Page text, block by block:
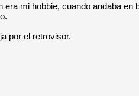
mi hobbie, cuando andaba en
por el retrovisor.